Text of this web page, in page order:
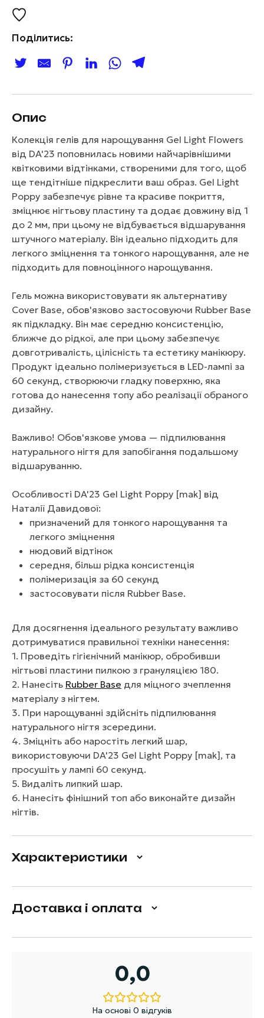
Поділитись:
Опис
Колекція гелів для нарощування Gel Light Flowers
від DA'23 поповнилась новими найчарівнішими
квітковими відтінками, створеними для того, щоб
ще тендітніше підкреслити ваш образ. Gel Light
Poppy забезпечує рівне та красиве покриття,
зміцнює нігтьову пластину та додає довжину від 1
до 2 мм, при цьому не відбувається відшарування
штучного матеріалу. Він ідеально підходить для
легкого зміцнення та тонкого нарощування, але не
підходить для повноцінного нарощування.
Гель можна використовувати як альтернативу
Cover Base, обов'язково застосовуючи Rubber Base
як підкладку. Він має середню консистенцію,
ближче до рідкої, але при цьому забезпечує
довготривалість, цілісність та естетику манікюру.
Продукт ідеально полімеризується в LED-лампі за
60 секунд, створюючи гладку поверхню, яка
готова до нанесення топу або реалізації обраного
дизайну.
Важливо! Обов'язкове умова — підпилювання
натурального нігтя для запобігання подальшому
відшаруванню.
Особливості DA'23 Gel Light Poppy [mak] від
Наталії Давидової:
призначений для тонкого нарощування та
легкого зміцнення
нюдовий відтінок
середня, більш рідка консистенція
полімеризація за 60 секунд
застосовувати після Rubber Base.
Для досягнення ідеального результату важливо
дотримуватися правильної техніки нанесення:
1. Проведіть гігієнічний манікюр, обробивши
нігтьові пластини пилкою з грануляцією 180.
2. Нанесіть Rubber Base для міцного зчеплення
матеріалу з нігтем.
3. При нарощуванні здійсніть підпилювання
натурального нігтя зсередини.
4. Зміцніть або наростіть легкий шар,
використовуючи DA'23 Gel Light Poppy [mak], та
просушіть у лампі 60 секунд.
5. Видаліть липкий шар.
6. Нанесіть фінішний топ або виконайте дизайн
нігтів.
Характеристики
Доставка і оплата
0,0
На основі 0 відгуків